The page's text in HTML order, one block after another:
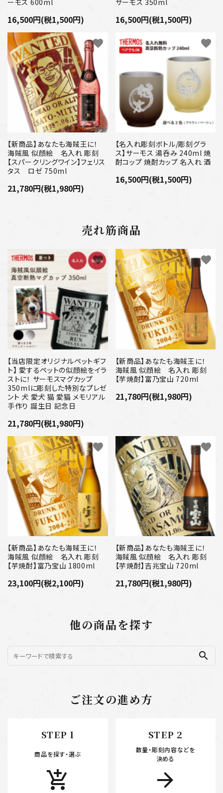
16,500円(税1,500円) 16,500円(税1,500円)
【新商品】あなたも海賊王に！
海賊風 似顔絵 名入れ 彫刻
【スパークリングワイン】フェリス
タス ロゼ 750ml
21,780円(税1,980円)
favorite
【名入れ彫刻ボトル/彫刻グラ
ス】サーモス 湯呑み 240ml 焼
酎コップ 焼酎カップ 名入れ 酒
16,500円(税1,500円)
favorite
売れ筋商品
【当店限定オリジナルペットギフ
ト】 愛するペットの似顔絵をイラ
ストに！ サーモスマグカップ
350mlに彫刻した特別なプレゼ
ント 犬 愛犬 猫 愛猫 メモリアル
手作り 誕生日 記念日
21,780円(税1,980円)
favorite
【新商品】あなたも海賊王に！
海賊風 似顔絵 名入れ 彫刻
【芋焼酎】富乃宝山 720ml
21,780円(税1,980円)
favorite
【新商品】あなたも海賊王に！
海賊風 似顔絵 名入れ 彫刻
【芋焼酎】富乃宝山 1800ml
23,100円(税2,100円)
favorite
【新商品】あなたも海賊王に！
海賊風 似顔絵 名入れ 彫刻
【芋焼酎】吉兆宝山 720ml
21,780円(税1,980円)
favorite
他の商品を探す
search
ご注文の進め方
STEP 1
商品を探す・選ぶ
add_shopping_cart
STEP 2
数量・彫刻内容などを
決める
arrow_forward